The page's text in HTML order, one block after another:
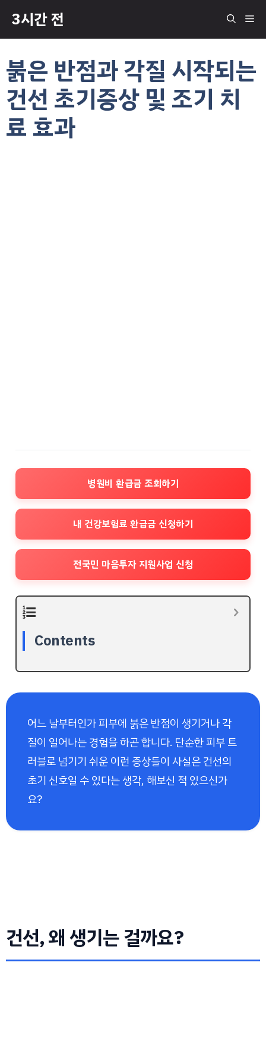
츠
건
뛰
3시간 전 메
붉은 반점과 각질 시작되는
건선 초기증상 및 조기 치
료 효과
병원비 환급금 조회하기
내 건강보험료 환급금 신청하기
전국민 마음투자 지원사업 신청
Contents
어느 날부터인가 피부에 붉은 반점이 생기거나 각
질이 일어나는 경험을 하곤 합니다. 단순한 피부 트
러블로 넘기기 쉬운 이런 증상들이 사실은 건선의
초기 신호일 수 있다는 생각, 해보신 적 있으신가
요?
건선, 왜 생기는 걸까요?